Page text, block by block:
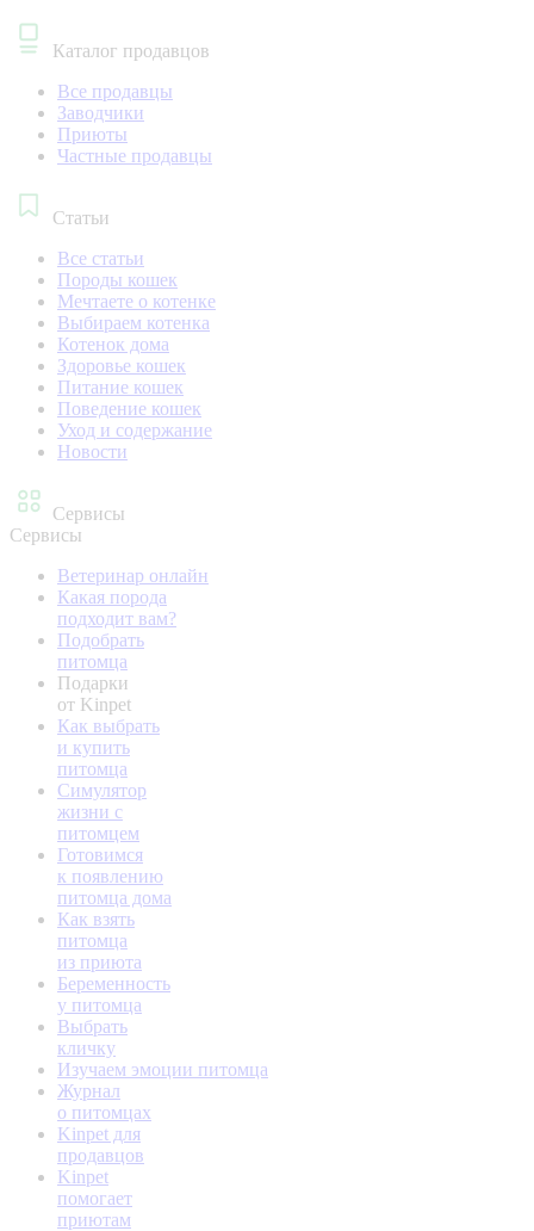
Каталог продавцов
Все продавцы
Заводчики
Приюты
Частные продавцы
Статьи
Все статьи
Породы кошек
Мечтаете о котенке
Выбираем котенка
Котенок дома
Здоровье кошек
Питание кошек
Поведение кошек
Уход и содержание
Новости
Сервисы
Сервисы
Ветеринар онлайн
Какая порода
подходит вам?
Подобрать
питомца
Подарки
от Kinpet
Как выбрать
и купить
питомца
Симулятор
жизни с
питомцем
Готовимся
к появлению
питомца дома
Как взять
питомца
из приюта
Беременность
у питомца
Выбрать
кличку
Изучаем эмоции питомца
Журнал
о питомцах
Kinpet для
продавцов
Kinpet
помогает
приютам